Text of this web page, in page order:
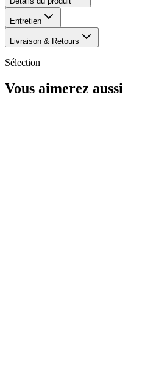
Entretien
Livraison & Retours
Sélection
Vous aimerez aussi